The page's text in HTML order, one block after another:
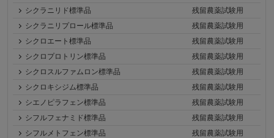
シクラニリド標準品
残留農薬試験用
シクラニリプロール標準品
残留農薬試験用
シクロエート標準品
残留農薬試験用
シクロプロトリン標準品
残留農薬試験用
シクロスルファムロン標準品
残留農薬試験用
シクロキシジム標準品
残留農薬試験用
シエノピラフェン標準品
残留農薬試験用
シフルフェナミド標準品
残留農薬試験用
シフルメトフェン標準品
残留農薬試験用